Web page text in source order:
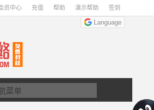
员中心 充值 帮助 演示帮助 签到
Language